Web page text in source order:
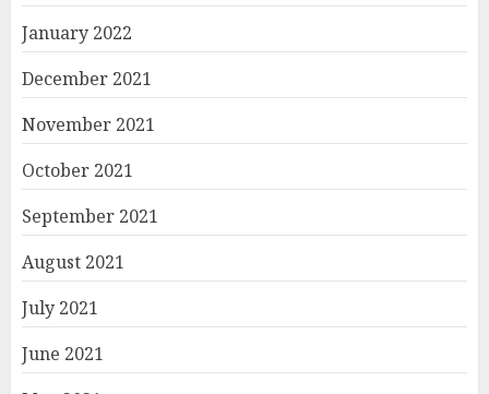
January 2022
December 2021
November 2021
October 2021
September 2021
August 2021
July 2021
June 2021